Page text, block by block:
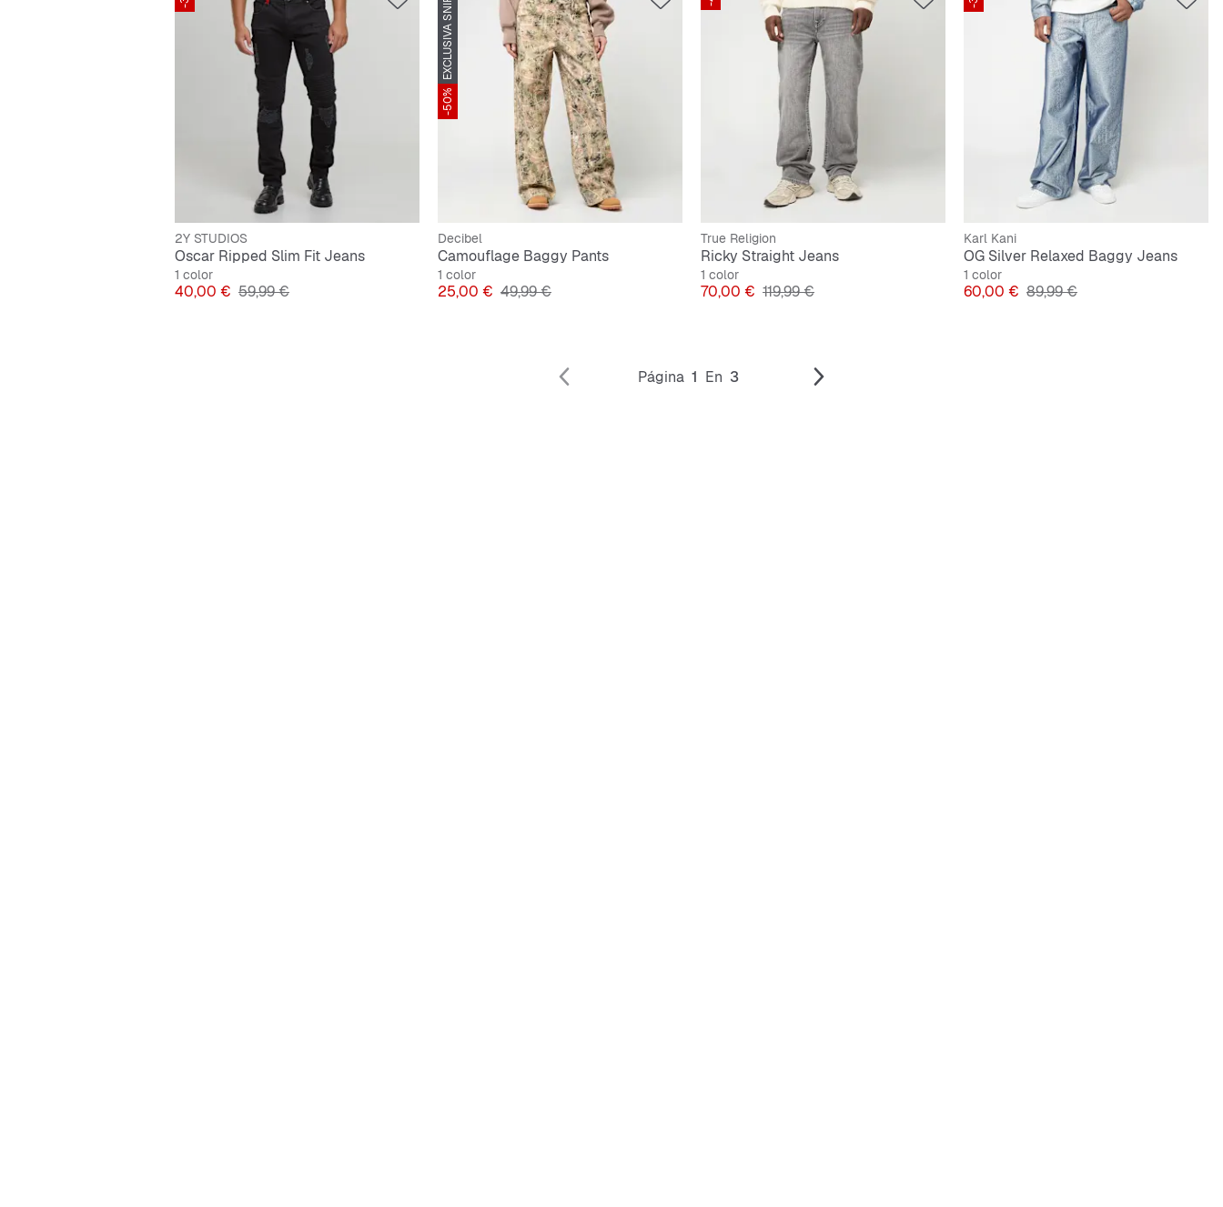
2Y STUDIOS
Oscar Ripped Slim Fit Jeans
1 color
Precio
40,00 € Precio original
59,99 €
EXCLUSIVA SNIPES
-50%
Decibel
Camouflage Baggy Pants
1 color
Precio
25,00 € Precio original
49,99 €
True Religion
Ricky Straight Jeans
1 color
Precio
70,00 € Precio original
119,99 €
Karl Kani
OG Silver Relaxed Baggy Jeans
1 color
Precio
60,00 € Precio original
89,99 €
Página 1 En 3